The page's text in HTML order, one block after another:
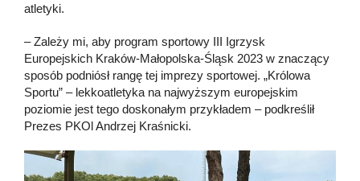
atletyki.
– Zależy mi, aby program sportowy III Igrzysk
Europejskich Kraków-Małopolska-Śląsk 2023 w znaczący
sposób podniósł rangę tej imprezy sportowej. „Królowa
Sportu” – lekkoatletyka na najwyższym europejskim
poziomie jest tego doskonałym przykładem – podkreślił
Prezes PKOl Andrzej Kraśnicki.